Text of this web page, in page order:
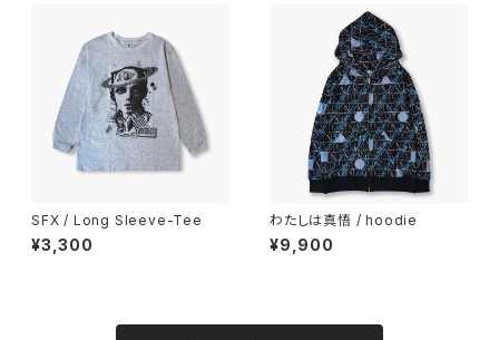
SFX / Long Sleeve-Tee
¥3,300
わたしは真悟 / hoodie
¥9,900